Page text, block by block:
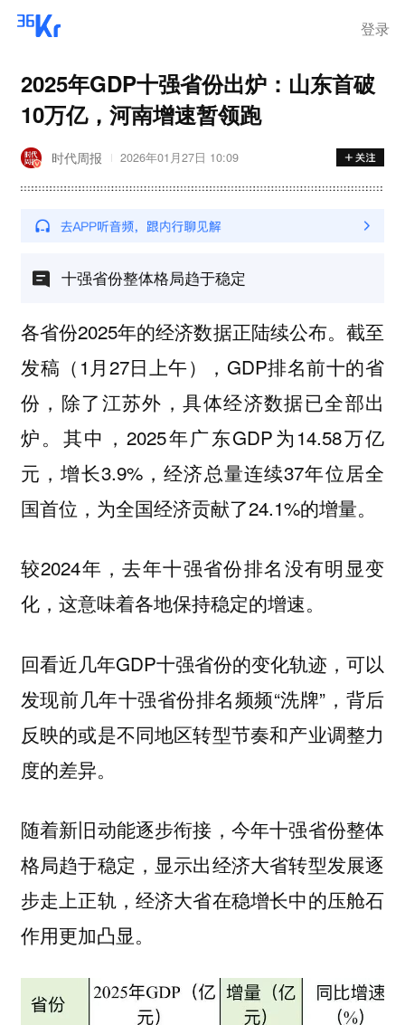
登录
2025年GDP十强省份出炉：山东首破
10万亿，河南增速暂领跑
时代周报 2026年01月27日 10:09
十强省份整体格局趋于稳定
各省份2025年的经济数据正陆续公布。截至
发稿（1月27日上午），GDP排名前十的省
份，除了江苏外，具体经济数据已全部出
炉。其中，2025年广东GDP为14.58万亿
元，增长3.9%，经济总量连续37年位居全
国首位，为全国经济贡献了24.1%的增量。
较2024年，去年十强省份排名没有明显变
化，这意味着各地保持稳定的增速。
回看近几年GDP十强省份的变化轨迹，可以
发现前几年十强省份排名频频“洗牌”，背后
反映的或是不同地区转型节奏和产业调整力
度的差异。
随着新旧动能逐步衔接，今年十强省份整体
格局趋于稳定，显示出经济大省转型发展逐
步走上正轨，经济大省在稳增长中的压舱石
作用更加凸显。